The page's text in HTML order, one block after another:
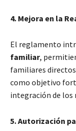
4. Mejora en la
El reglamento
familiar,
familiares
como objetivo
integración de los
5. Autorización